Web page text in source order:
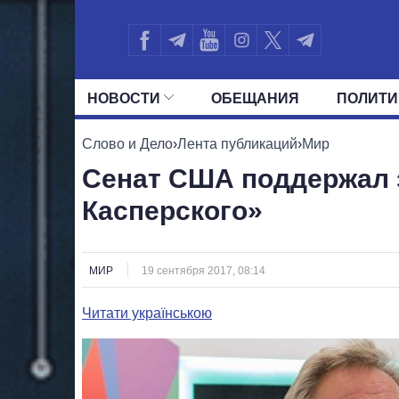
НОВОСТИ ОБЕЩАНИЯ
ВСЕ ПОЛИТИКИ ПРЕЗИДЕНТ И
Слово и Дело›Лента публикаций›Мир
Сенат США поддержал
Касперского»
МИР 19 сентября 2017, 08:14
Читати українською